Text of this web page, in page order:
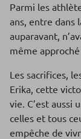
Parmi les
ans, entre dans
auparavant,
même
Les sacrifices,
Erika, cette
vie. C’est aussi
celles et tous
empêche de